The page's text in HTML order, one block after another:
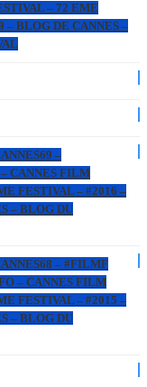
– 72 EME
– BLOG DE CANNES –
–
CANNES FILM
FESTIVAL – #2016 –
– BLOG DU
– #FILMF
– CANNES FILM
FESTIVAL – #2015 –
– BLOG DU